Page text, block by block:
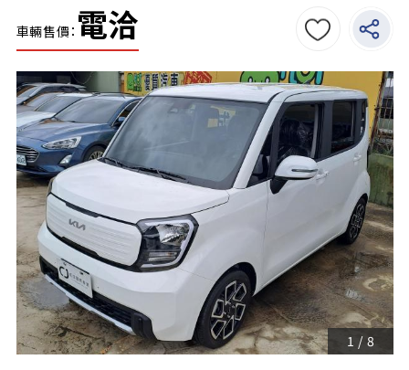
車輛售價： 電洽
1 / 8